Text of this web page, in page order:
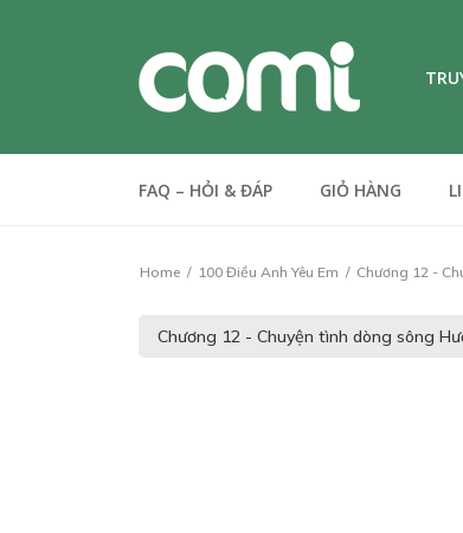
FAQ – HỎI & ĐÁP GIỎ HÀNG
Home 100 Điều Anh Yêu Em Chương 12 -